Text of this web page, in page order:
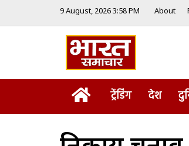
9 August, 2026 3:58 PM About
Homeट्रेंडिंग देश